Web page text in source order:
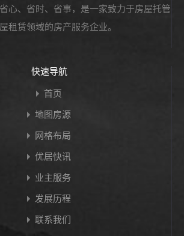
心、省时、省事，是一家致力于房屋托管
租赁领域的房产服务企业。
快速导航
首页
地图房源
网格布局
优居快讯
业主服务
发展历程
联系我们